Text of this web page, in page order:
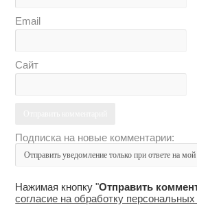
Email
Сайт
Подписка на новые комментарии:
Нажимая кнопку "Отправить
согласие на обработку